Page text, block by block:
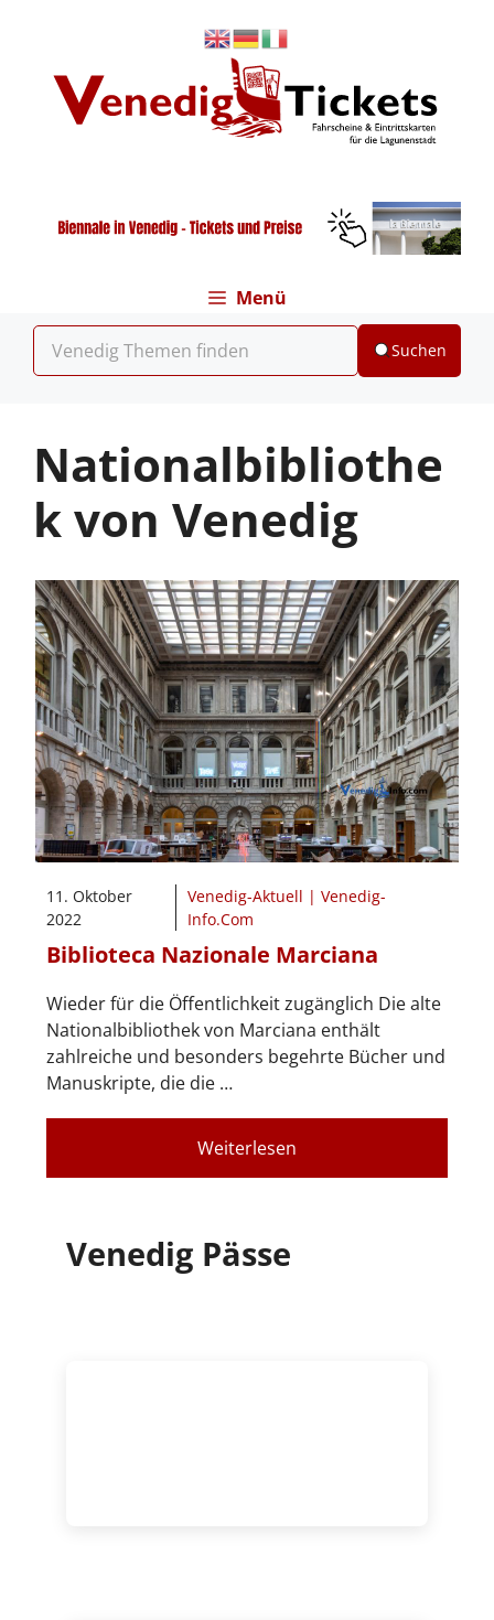
Menü
Suchen
Nationalbibliothe
k von Venedig
11. Oktober
2022
Venedig-Aktuell | Venedig-
Info.Com
Biblioteca Nazionale Marciana
Wieder für die Öffentlichkeit zugänglich Die alte
Nationalbibliothek von Marciana enthält
zahlreiche und besonders begehrte Bücher und
Manuskripte, die die …
Weiterlesen
Venedig Pässe